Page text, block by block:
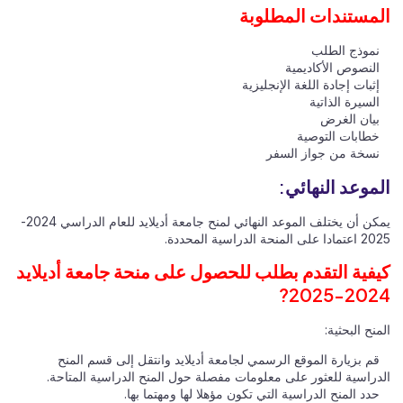
المستندات المطلوبة
نموذج الطلب
النصوص الأكاديمية
إثبات إجادة اللغة الإنجليزية
السيرة الذاتية
بيان الغرض
خطابات التوصية
نسخة من جواز السفر
الموعد النهائي:
يمكن أن يختلف الموعد النهائي لمنح جامعة أديلايد للعام الدراسي 2024-
2025 اعتمادا على المنحة الدراسية المحددة.
كيفية التقدم بطلب للحصول على منحة جامعة أديلايد
2024-2025?
المنح البحثية:
قم بزيارة الموقع الرسمي لجامعة أديلايد وانتقل إلى قسم المنح
الدراسية للعثور على معلومات مفصلة حول المنح الدراسية المتاحة.
حدد المنح الدراسية التي تكون مؤهلا لها ومهتما بها.